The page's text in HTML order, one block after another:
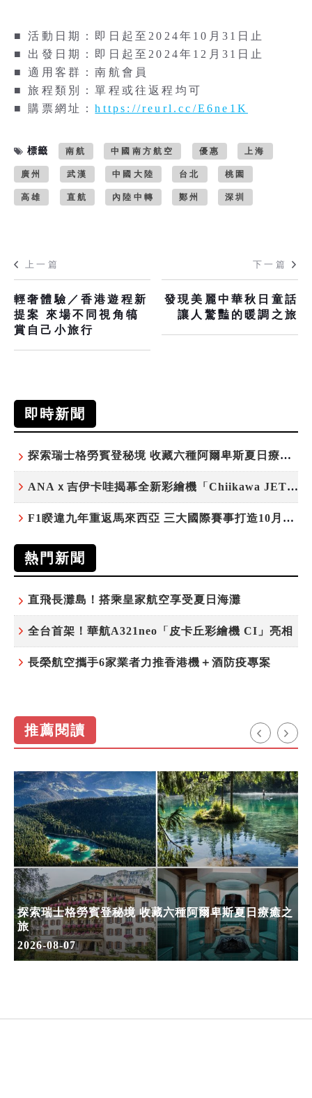
■ 活動日期：即日起至2024年10月31日止
■ 出發日期：即日起至2024年12月31日止
■ 適用客群：南航會員
■ 旅程類別：單程或往返程均可
■ 購票網址：https://reurl.cc/E6ne1K
標籤 南航 中國南方航空 優惠 上海
廣州 武漢 中國大陸 台北 桃園
高雄 直航 內陸中轉 鄭州 深圳
上一篇
輕奢體驗／香港遊程新
提案 來場不同視角犒
賞自己小旅行
下一篇
發現美麗中華秋日童話
讓人驚豔的暖調之旅
即時新聞
探索瑞士格勞賓登秘境 收藏六種阿爾卑斯夏日療癒之旅
ANAｘ吉伊卡哇揭幕全新彩繪機「Chiikawa JET」
F1睽違九年重返馬來西亞 三大國際賽事打造10月運動旅遊熱潮 賽車、自行車、路跑同週登場
熱門新聞
直飛長灘島！搭乘皇家航空享受夏日海灘
全台首架！華航A321neo「皮卡丘彩繪機 CI」亮相
長榮航空攜手6家業者力推香港機＋酒防疫專案
推薦閱讀
探索瑞士格勞賓登秘境 收藏六種阿爾卑斯夏日療癒之
旅
2026-08-07